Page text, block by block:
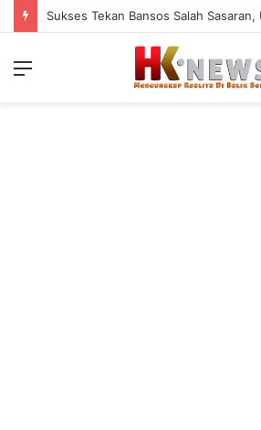
Menu